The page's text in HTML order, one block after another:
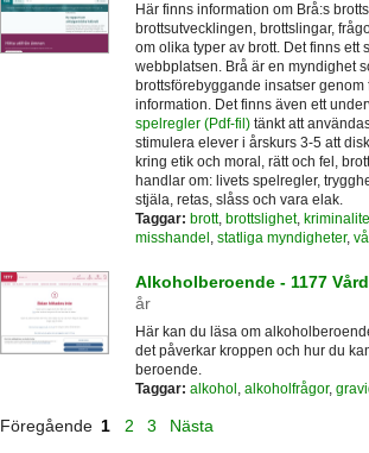
Här finns information om Brå:s
brottsutvecklingen, brottslingar,
om olika typer av brott. Det finns ett
webbplatsen. Brå är en myndighet
brottsförebyggande insatser
information. Det finns även ett
spelregler (Pdf-fil) tänkt att
stimulera elever i årskurs 3-5 att
kring etik och moral, rätt och fel,
handlar om: livets spelregler,
stjäla, retas, slåss och vara elak.
Taggar: brott, brottslighet,
misshandel , statliga myndigheter,
Alkoholberoende - 1177
år
Här kan du läsa om
det påverkar kroppen och hur du
beroende.
Taggar: alkohol alkoholfrågor,
Föregående 1 2 3 Nästa